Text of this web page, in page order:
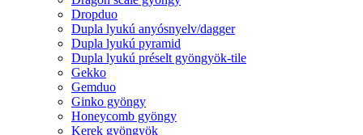
Dropduo
Dupla lyukú anyósnyelv/dagger
Dupla lyukú pyramid
Dupla lyukú préselt gyöngyök-tile
Gekko
Gemduo
Ginko gyöngy
Honeycomb gyöngy
Kerek gyöngyök